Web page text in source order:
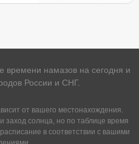
времени намазов на сегодня и
России и СНГ.
от вашего местонахождения.
заход солнца, но по таблице время
в соответствии с вашими